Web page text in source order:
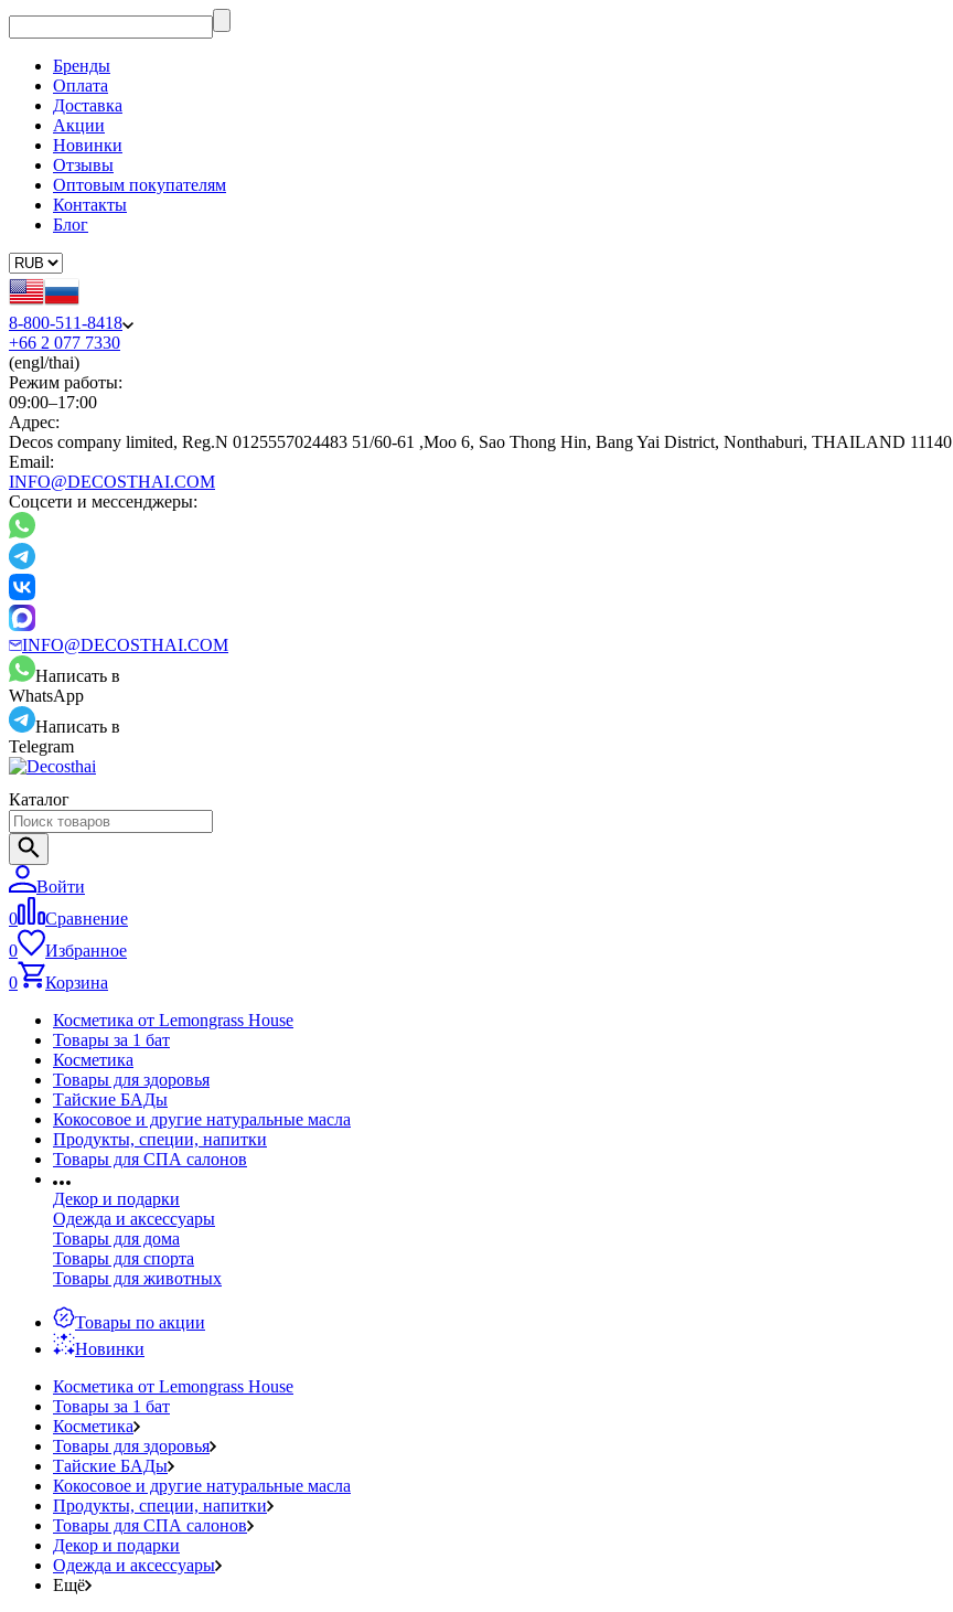
Бренды
Оплата
Доставка
Акции
Новинки
Отзывы
Оптовым покупателям
Контакты
Блог
8-800-511-8418
+66 2 077 7330
(engl/thai)
Режим работы:
09:00–17:00
Адрес:
Decos company limited, Reg.N 0125557024483 51/60-61 ,Moo 6, Sao Thong Hin, Bang Yai District, Nonthaburi, THAILAND 11140
Email:
INFO@DECOSTHAI.COM
Соцсети и мессенджеры:
INFO@DECOSTHAI.COM
Написать в
WhatsApp
Написать в
Telegram
Каталог
Войти
0
Сравнение
0
Избранное
0
Корзина
Косметика от Lemongrass House
Товары за 1 бат
Косметика
Товары для здоровья
Тайские БАДы
Кокосовое и другие натуральные масла
Продукты, специи, напитки
Товары для СПА салонов
Декор и подарки
Одежда и аксессуары
Товары для дома
Товары для спорта
Товары для животных
Товары по акции
Новинки
Косметика от Lemongrass House
Товары за 1 бат
Косметика
Товары для здоровья
Тайские БАДы
Кокосовое и другие натуральные масла
Продукты, специи, напитки
Товары для СПА салонов
Декор и подарки
Одежда и аксессуары
Ещё